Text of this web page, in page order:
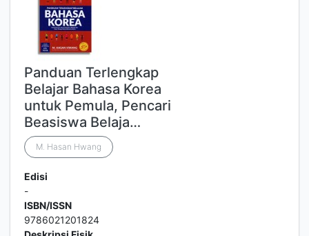
Panduan Terlengkap
Belajar Bahasa Korea
untuk Pemula, Pencari
Beasiswa Belaja…
M. Hasan Hwang
Edisi
-
ISBN/ISSN
9786021201824